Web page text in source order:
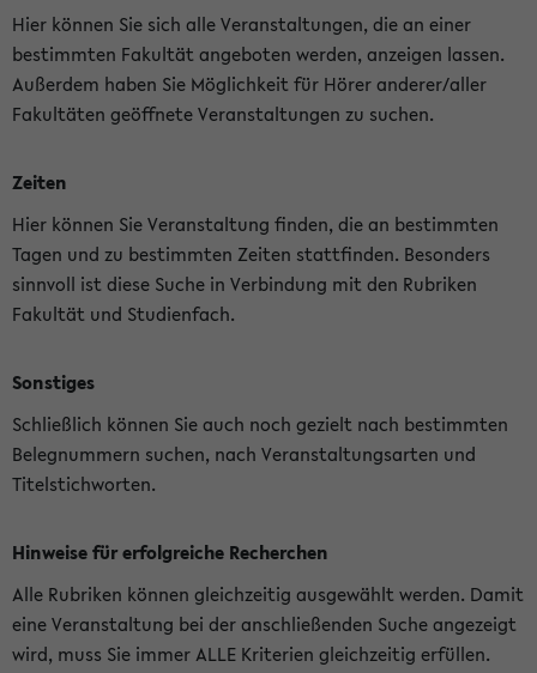
Hier können Sie sich alle Veranstaltungen, die an einer
bestimmten Fakultät angeboten werden, anzeigen lassen.
Außerdem haben Sie Möglichkeit für Hörer anderer/aller
Fakultäten geöffnete Veranstaltungen zu suchen.
Zeiten
Hier können Sie Veranstaltung finden, die an bestimmten
Tagen und zu bestimmten Zeiten stattfinden. Besonders
sinnvoll ist diese Suche in Verbindung mit den Rubriken
Fakultät und Studienfach.
Sonstiges
Schließlich können Sie auch noch gezielt nach bestimmten
Belegnummern suchen, nach Veranstaltungsarten und
Titelstichworten.
Hinweise für erfolgreiche Recherchen
Alle Rubriken können gleichzeitig ausgewählt werden. Damit
eine Veranstaltung bei der anschließenden Suche angezeigt
wird, muss Sie immer ALLE Kriterien gleichzeitig erfüllen.